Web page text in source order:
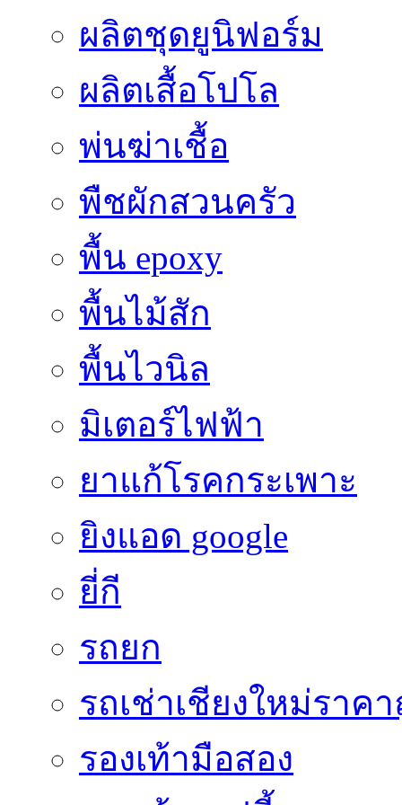
ผลิตชุดยูนิฟอร์ม
ผลิตเสื้อโปโล
พ่นฆ่าเชื้อ
พืชผักสวนครัว
พื้น epoxy
พื้นไม้สัก
พื้นไวนิล
มิเตอร์ไฟฟ้า
ยาแก้โรคกระเพาะ
ยิงแอด google
ยี่กี
รถยก
รถเช่าเชียงใหม่ราค
รองเท้ามือสอง